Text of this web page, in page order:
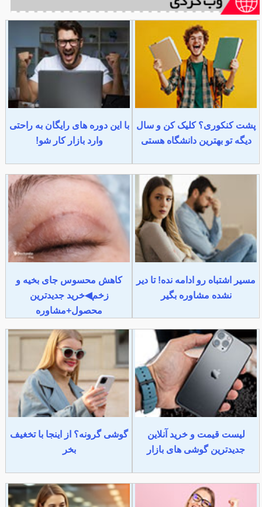
پشت کنکوری؟ کلیک کن و سال
دیگه تو بهترین دانشگاه هستی
با این دوره های رایگان به راحتی
وارد بازار کار شو!
مسیر اشتباه رو ادامه نده! تا دیر
نشده مشاوره بگیر
کاهش محسوس جای بخیه و
زخم◀خرید جدیدترین
محصول+مشاوره
لیست قیمت و خرید آنلاین
جدیدترین گوشی های بازار
گوشی گرونه؟ از اینجا با تخغیف
بخر